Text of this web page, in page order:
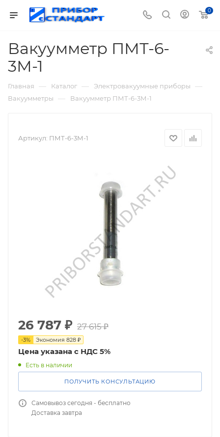
0
Вакуумметр ПМТ-6-
3М-1
Главная — Каталог — Электровакуумные приборы —
Вакуумметры — Вакуумметр ПМТ-6-3М-1
Артикул: ПМТ-6-3М-1
26 787 ₽ 27 615₽
-3% Экономия 828 ₽
Цена указана с НДС 5%
Есть в наличии
ПОЛУЧИТЬ КОНСУЛЬТАЦИЮ
Самовывоз сегодня - бесплатно
Доставка завтра